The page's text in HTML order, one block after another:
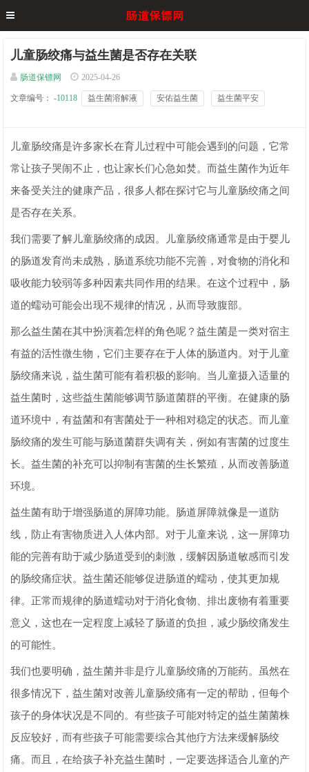
儿童肠绞痛与益生菌是否存在关联
肠道保镖网 2025-04-26
文章编号： -10118 益生菌溶解液 安佑益生菌 益生菌平安
儿童肠绞痛是许多家长在育儿过程中可能会遇到的问题，它常
常让孩子哭闹不止，也让家长们心急如焚。而益生菌作为近年
来备受关注的健康产品，很多人都在探讨它与儿童肠绞痛之间
是否存在关系。
我们需要了解儿童肠绞痛的成因。儿童肠绞痛通常是由于婴儿
的肠道发育尚未成熟，肠道系统功能不完善，对食物的消化和
吸收能力较弱等多种因素共同作用的结果。在这个过程中，肠
道的蠕动可能会出现不规律的情况，从而导致腹部。
那么益生菌在其中扮演着怎样的角色呢？益生菌是一类对宿主
有益的活性微生物，它们主要存在于人体的肠道内。对于儿童
肠绞痛来说，益生菌可能有着积极的影响。当儿童摄入适量的
益生菌时，这些益生菌能够调节肠道菌群的平衡。在健康的肠
道环境中，有益菌和有害菌处于一种相对稳定的状态。而儿童
肠绞痛的发生可能与肠道菌群失调有关，例如有害菌的过度生
长。益生菌的补充可以抑制有害菌的生长繁殖，从而改善肠道
环境。
益生菌有助于增强肠道的屏障功能。肠道屏障就像是一道防
线，防止有害物质进入人体内部。对于儿童来说，这一屏障功
能的完善有助于减少肠道受到的刺激，缓解因肠道敏感而引发
的肠绞痛症状。益生菌还能够促进肠道的蠕动，使其更加规
律。正常而规律的肠道蠕动对于消化食物、排出废物有着重要
意义，这也在一定程度上减轻了肠道的负担，减少肠绞痛发生
的可能性。
我们也要明确，益生菌并非是疗儿童肠绞痛的万能药。虽然在
很多情况下，益生菌对改善儿童肠绞痛有一定的帮助，但每个
孩子的身体状况是不同的。有些孩子可能对特定的益生菌菌株
反应较好，而有些孩子可能需要综合其他疗方法来缓解肠绞
痛。而且，在给孩子补充益生菌时，一定要选择适合儿童的产